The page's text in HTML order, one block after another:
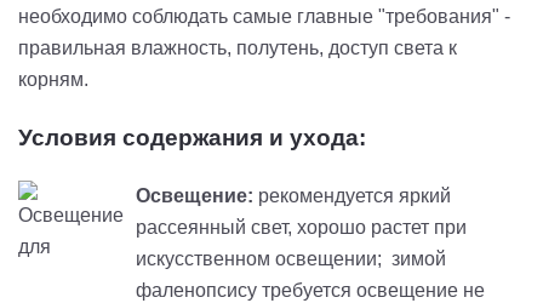
необходимо соблюдать самые главные "требования" -
правильная влажность, полутень, доступ света к
корням.
Условия содержания и ухода:
Освещение: рекомендуется яркий
рассеянный свет, хорошо растет при
искусственном освещении; зимой
фаленопсису требуется освещение не